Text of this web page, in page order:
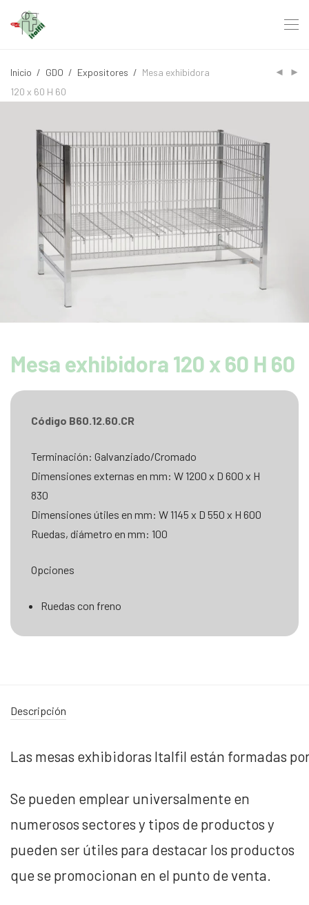
Inicio / GDO / Expositores / Mesa exhibidora
120 x 60 H 60
Mesa exhibidora 120 x 60 H 60
Código B60.12.60.CR
Terminación: Galvanziado/Cromado
Dimensiones externas en mm: W 1200 x D 600 x H
830
Dimensiones útiles en mm: W 1145 x D 550 x H 600
Ruedas, diámetro en mm: 100
Opciones
Ruedas con freno
Descripción
Las mesas exhibidoras Italfil están formadas
Se pueden emplear universalmente en
numerosos sectores y tipos de productos y
pueden ser útiles para destacar los productos
que se promocionan en el punto de venta.